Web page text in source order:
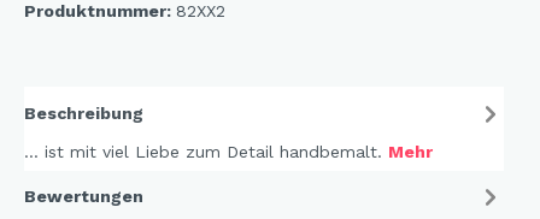
Produktnummer: 82XX2
Beschreibung
... ist mit viel Liebe zum Detail handbemalt. Mehr
Bewertungen